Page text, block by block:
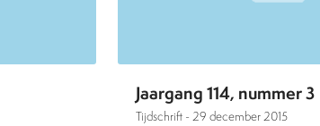
Jaargang 114, nummer 3
Tijdschrift - 29 december 2015